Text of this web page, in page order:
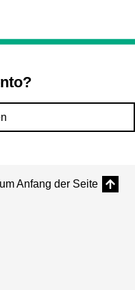
Anfang der Seite